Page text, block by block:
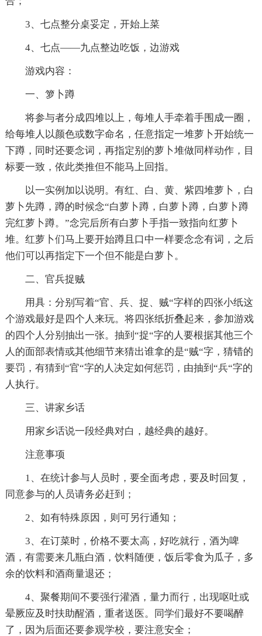
3、七点整分桌妥定，开始上菜
4、七点——九点整边吃饭，边游戏
游戏内容：
一、箩卜蹲
将参与者分成四堆以上，每堆人手牵着手围成一圈，
给每堆人以颜色或数字命名，任意指定一堆萝卜开始统一
下蹲，同时还要念词，再指定别的萝卜堆做同样动作，目
标要一致，依此类推但不能马上回指。
以一实例加以说明。有红、白、黄、紫四堆萝卜，白
萝卜先蹲，蹲的时候念“白萝卜蹲，白萝卜蹲，白萝卜蹲
完红萝卜蹲。”念完后所有白萝卜手指一致指向红萝卜
堆。红萝卜们马上要开始蹲且口中一样要念念有词，之后
他们可以再指定下一个但不能是白萝卜。
二、官兵捉贼
用具：分别写着“官、兵、捉、贼“字样的四张小纸这
个游戏最好是四个人来玩。将四张纸折叠起来，参加游戏
的四个人分别抽出一张。抽到“捉“字的人要根据其他三个
人的面部表情或其他细节来猜出谁拿的是“贼“字，猜错的
要罚，有猜到“官“字的人决定如何惩罚，由抽到“兵“字的
人执行。
三、讲家乡话
用家乡话说一段经典对白，越经典的越好。
注意事项
1、在统计参与人员时，要全面考虑，要及时回复，
同意参与的人员请务必赶到；
2、如有特殊原因，则可另行通知；
3、在订菜时，价格不要太高，好吃就行，酒为啤
酒，有需要来几瓶白酒，饮料随便，饭后零食为瓜子，多
余的饮料和酒商量退还；
4、聚餐期间不要强行灌酒，量力而行，出现呕吐或
晕厥应及时扶助醒酒，重者送医。同学们最好不要喝醉
了，因为后面还要参观学校，要注意安全；